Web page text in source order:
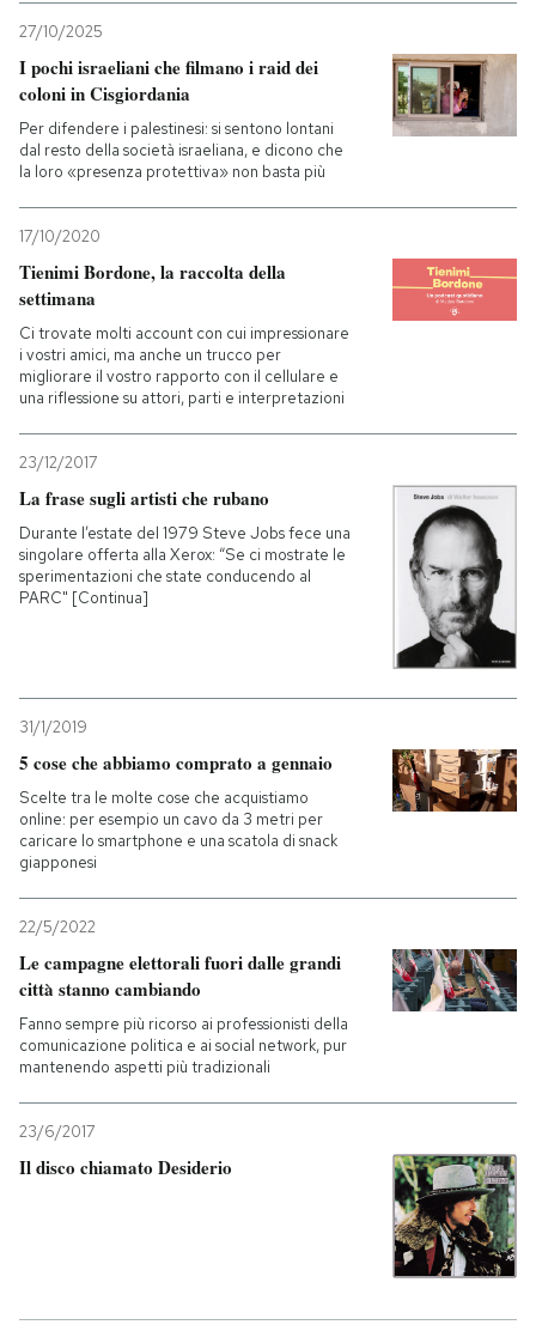
27/10/2025
I pochi israeliani che filmano i raid dei
coloni in Cisgiordania
Per difendere i palestinesi: si sentono lontani
dal resto della società israeliana, e dicono che
la loro «presenza protettiva» non basta più
17/10/2020
Tienimi Bordone, la raccolta della
settimana
Ci trovate molti account con cui impressionare
i vostri amici, ma anche un trucco per
migliorare il vostro rapporto con il cellulare e
una riflessione su attori, parti e interpretazioni
23/12/2017
La frase sugli artisti che rubano
Durante l’estate del 1979 Steve Jobs fece una
singolare offerta alla Xerox: “Se ci mostrate le
sperimentazioni che state conducendo al
PARC" [Continua]
31/1/2019
5 cose che abbiamo comprato a gennaio
Scelte tra le molte cose che acquistiamo
online: per esempio un cavo da 3 metri per
caricare lo smartphone e una scatola di snack
giapponesi
22/5/2022
Le campagne elettorali fuori dalle grandi
città stanno cambiando
Fanno sempre più ricorso ai professionisti della
comunicazione politica e ai social network, pur
mantenendo aspetti più tradizionali
23/6/2017
Il disco chiamato Desiderio